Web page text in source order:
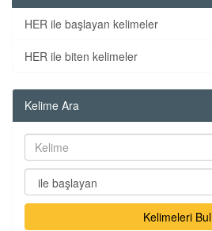
HER ile başlayan kelimeler
HER ile biten kelimeler
Kelime Ara
Kelimeleri Bul